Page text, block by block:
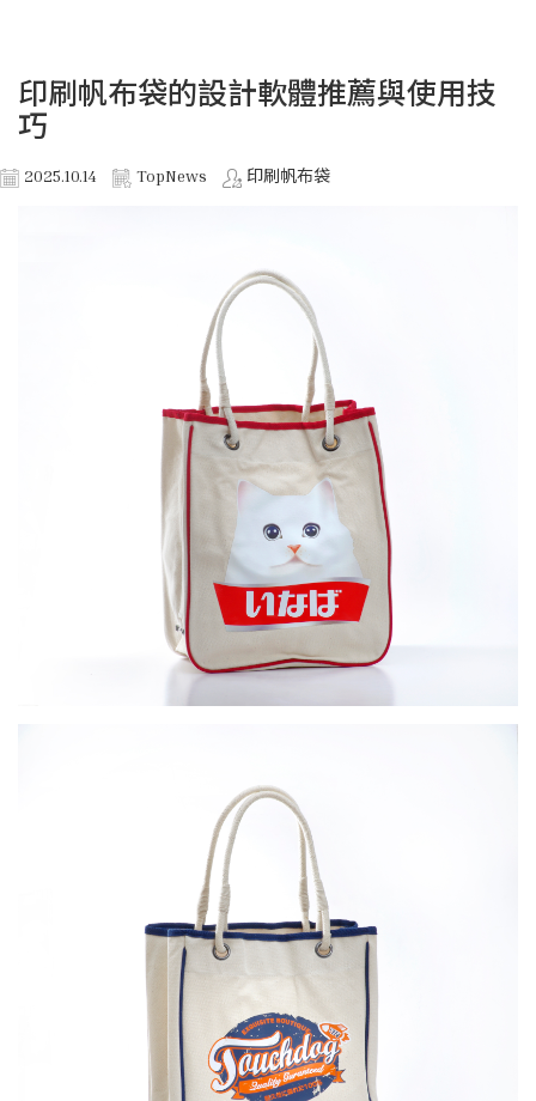
印刷帆布袋的設計軟體推薦與使用技
巧
2025.10.14 TopNews 印刷帆布袋